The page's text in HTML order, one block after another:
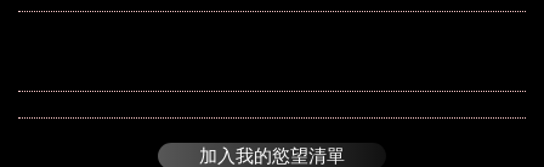
加入我的慾望清單